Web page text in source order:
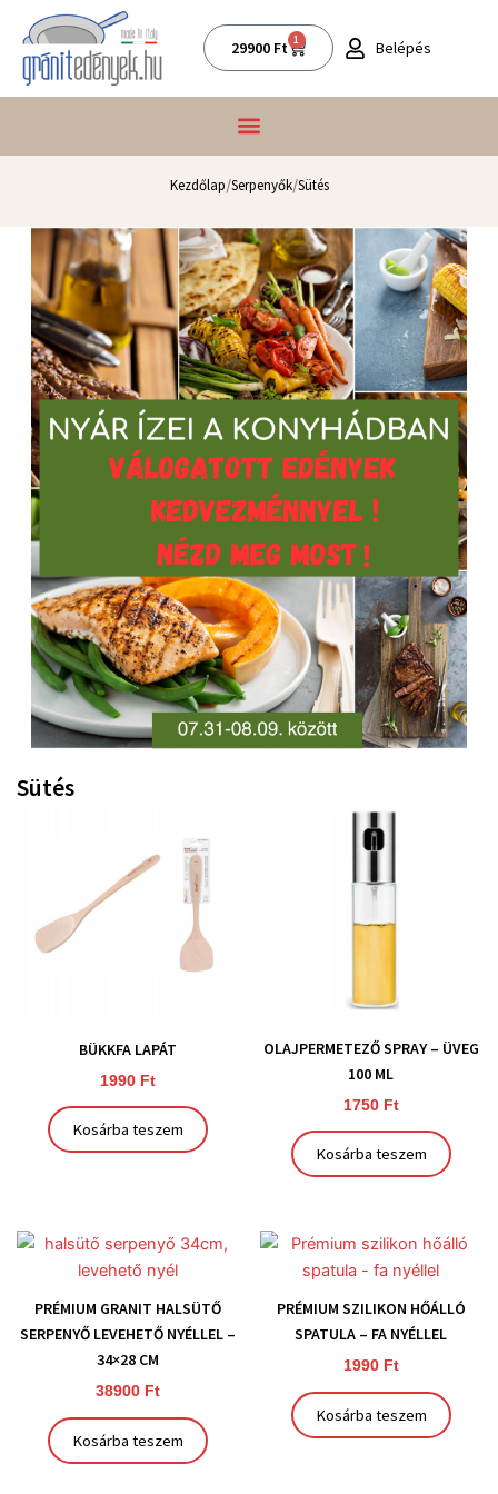
content
29900 Ft 1
Kosár Belépés
Kezdőlap/Serpenyők/Sütés
Sütés
BÜKKFA LAPÁT
1990 Ft
Kosárba teszem
OLAJPERMETEZŐ SPRAY – ÜVEG
100 ML
1750 Ft
Kosárba teszem
PRÉMIUM GRANIT HALSÜTŐ
SERPENYŐ LEVEHETŐ NYÉLLEL –
34×28 CM
38900 Ft
Kosárba teszem
PRÉMIUM SZILIKON HŐÁLLÓ
SPATULA – FA NYÉLLEL
1990 Ft
Kosárba teszem